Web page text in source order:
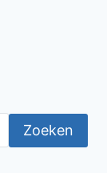
Zoeken